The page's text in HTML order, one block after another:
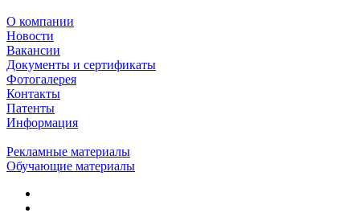
О компании
Новости
Вакансии
Документы и сертификаты
Фотогалерея
Контакты
Патенты
Информация
Рекламные материалы
Обучающие материалы